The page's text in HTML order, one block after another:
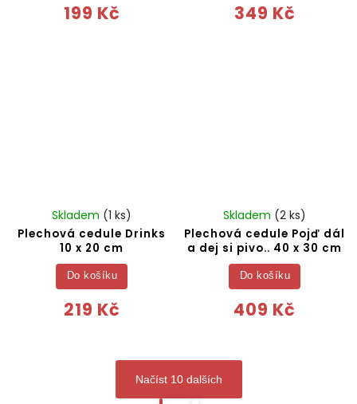
199 Kč 349 Kč
Plechová cedule Drinks
10 x 20 cm
Skladem (1 ks)
219 Kč
Do košíku
Plechová cedule Pojď dál
a dej si pivo.. 40 x 30 cm
Skladem (2 ks)
409 Kč
Do košíku
Načíst 10 dalších